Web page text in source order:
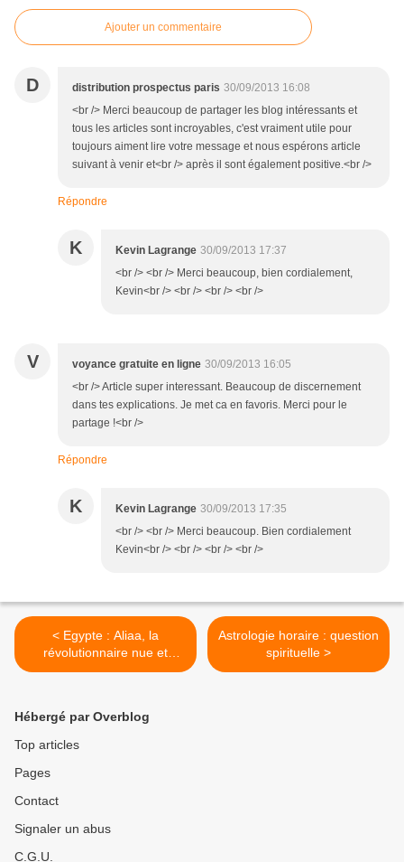
Ajouter un commentaire
D distribution prospectus paris 30/09/2013 16:08
<br /> Merci beaucoup de partager les blog intéressants et
tous les articles sont incroyables, c'est vraiment utile pour
toujours aiment lire votre message et nous espérons article
suivant à venir et<br /> après il sont également positive.<br />
Répondre
K Kevin Lagrange 30/09/2013 17:37
<br /> <br /> Merci beaucoup, bien cordialement,
Kevin<br /> <br /> <br /> <br />
V voyance gratuite en ligne 30/09/2013 16:05
<br /> Article super interessant. Beaucoup de discernement
dans tes explications. Je met ca en favoris. Merci pour le
partage !<br />
Répondre
K Kevin Lagrange 30/09/2013 17:35
<br /> <br /> Merci beaucoup. Bien cordialement
Kevin<br /> <br /> <br /> <br />
< Egypte : Aliaa, la
révolutionnaire nue et
l'Islam vidéo + astrologie
Astrologie horaire : question
spirituelle >
Hébergé par Overblog
Top articles
Pages
Contact
Signaler un abus
C.G.U.